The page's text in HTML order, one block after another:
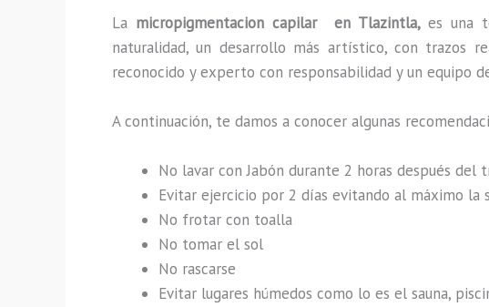
La micropigmentacion capilar en Tlazintla, es una
naturalidad, un desarrollo más artístico, con trazos
reconocido y experto con responsabilidad y un equipo
A continuación, te damos a conocer algunas
No lavar con Jabón durante 2 horas después del
Evitar ejercicio por 2 días evitando al máximo la
No frotar con toalla
No tomar el sol
No rascarse
Evitar lugares húmedos como lo es el sauna,